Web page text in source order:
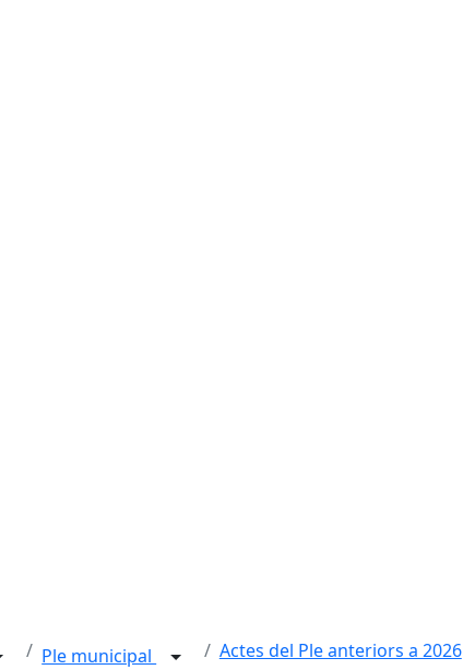
Ple municipal Actes del Ple anteriors a 2026